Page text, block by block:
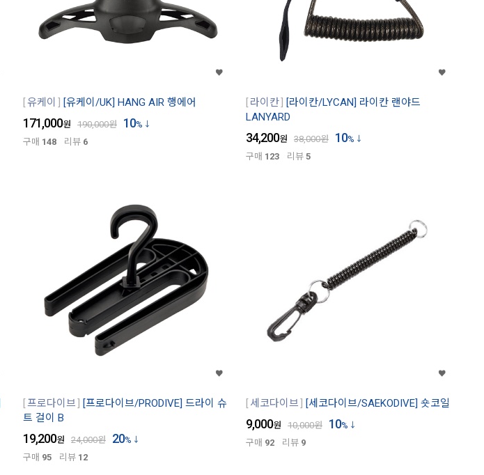
유케이 [유케이/UK] HANG AIR 행에어
171,000원 190,000원 10%
구매 148 리뷰 6
라이칸
[라이칸/LYCAN] 라이칸 랜야드
LANYARD
34,200원 38,000원 10%
구매 123 리뷰 5
프로다이브
[프로다이브/PRODIVE] 드라이 슈
트 걸이 B
19,200원 24,000원 20%
구매 95 리뷰 12
세코다이브 [세코다이브/SAEKODIVE] 숏코일
9,000원 10,000원 10%
구매 92 리뷰 9